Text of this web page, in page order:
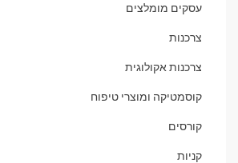
עסקים מומלצים
צרכנות
צרכנות אקולוגית
קוסמטיקה ומוצרי טיפוח
קורסים
קניות